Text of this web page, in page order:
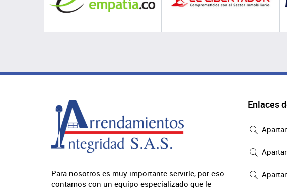
Para nosotros es muy importante servirle, por eso
contamos con un equipo especializado que le
Enlaces